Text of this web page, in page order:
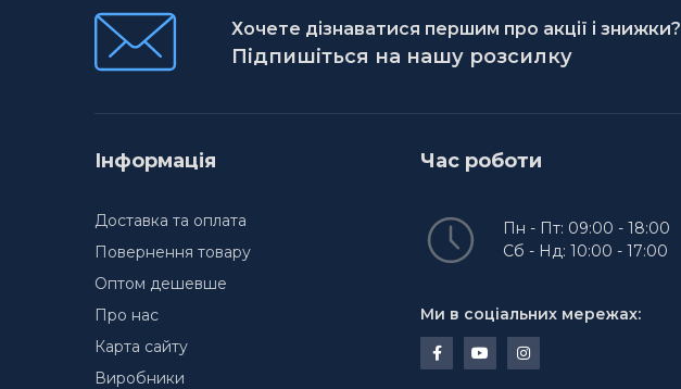
Хочете дізнаватися першим про акції і знижки?
Підпишіться на нашу розсилку
Інформація
Доставка та оплата
Повернення товару
Оптом дешевше
Про нас
Карта сайту
Виробники
Час роботи
Пн - Пт: 09:00 - 18:00
Сб - Нд: 10:00 - 17:00
Ми в соціальних мережах: